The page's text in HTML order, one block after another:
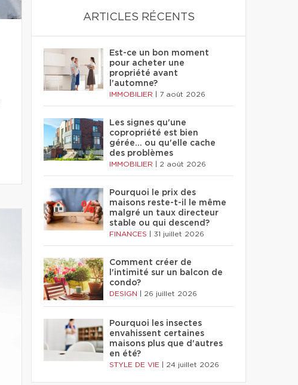
ARTICLES RÉCENTS
Est-ce un bon moment
pour acheter une
propriété avant
l'automne?
IMMOBILIER 7 août 2026
Les signes qu'une
copropriété est bien
gérée… ou qu'elle cache
des problèmes
IMMOBILIER 2 août 2026
Pourquoi le prix des
maisons reste-t-il le même
malgré un taux directeur
stable ou qui descend?
FINANCES 31 juillet 2026
Comment créer de
l'intimité sur un balcon de
condo?
DESIGN 26 juillet 2026
Pourquoi les insectes
envahissent certaines
maisons plus que d'autres
en été?
STYLE DE VIE 24 juillet 2026